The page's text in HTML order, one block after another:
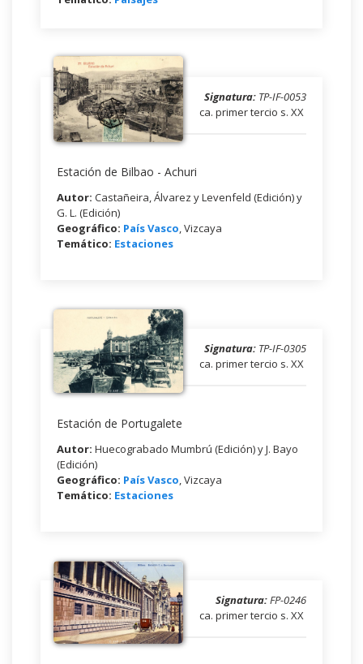
Signatura: TP-IF-0053
ca. primer tercio s. XX
Estación de Bilbao - Achuri
Autor: Castañeira, Álvarez y Levenfeld (Edición) y
G. L. (Edición)
Geográfico: País Vasco, Vizcaya
Temático: Estaciones
Signatura: TP-IF-0305
ca. primer tercio s. XX
Estación de Portugalete
Autor: Huecograbado Mumbrú (Edición) y J. Bayo
(Edición)
Geográfico: País Vasco, Vizcaya
Temático: Estaciones
Signatura:FP-0246
ca. primer tercio s. XX